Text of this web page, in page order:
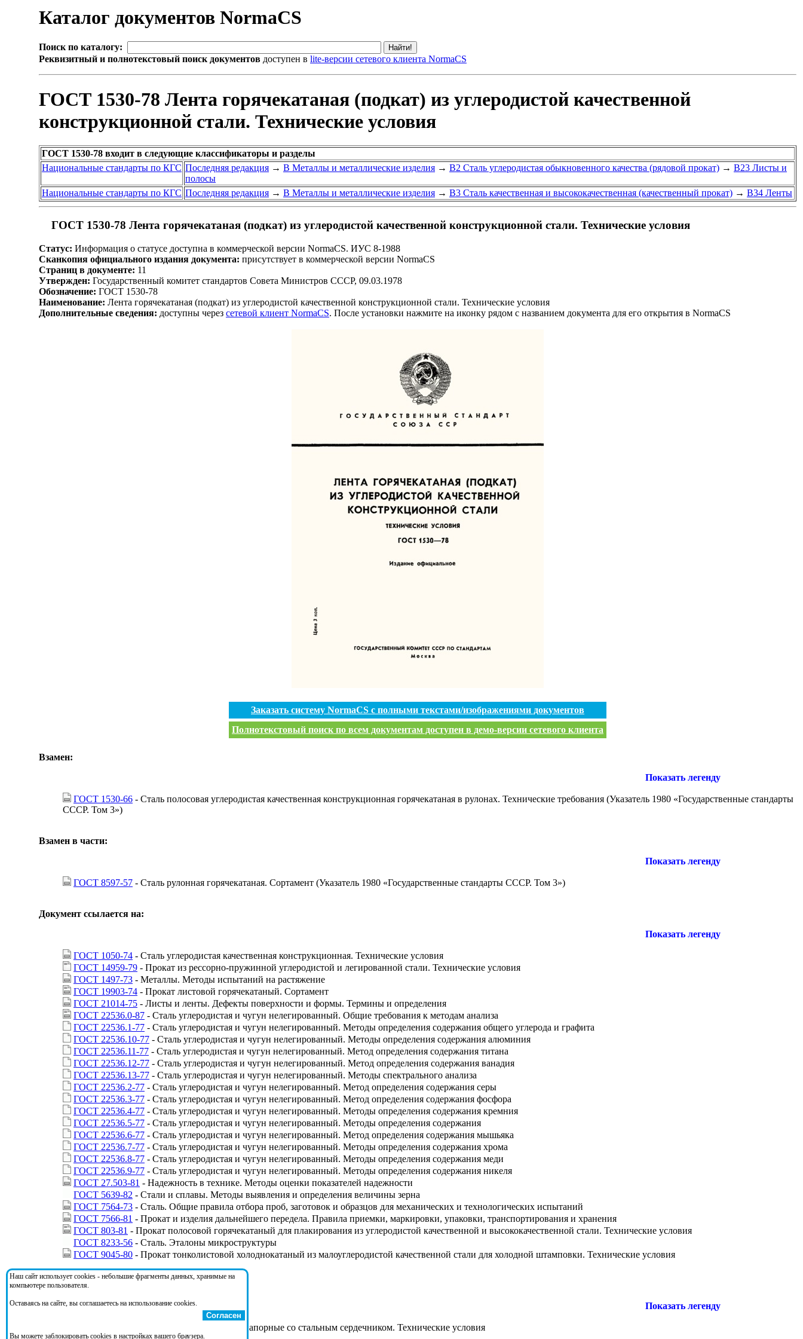
Каталог документов NormaCS
Поиск по каталогу:
Реквизитный и полнотекстовый поиск документов доступен в lite-версии сетевого клиента NormaCS
ГОСТ 1530-78 Лента горячекатаная (подкат) из углеродистой качественной
конструкционной стали. Технические условия
ГОСТ 1530-78 входит в следующие классификаторы и разделы
Национальные стандарты по КГС Последняя редакция → В Металлы и металлические изделия → В2 Сталь углеродистая обыкновенного качества (рядовой прокат) → В23 Листы и
полосы
Национальные стандарты по КГС Последняя редакция → В Металлы и металлические изделия → В3 Сталь качественная и высококачественная (качественный прокат) → В34 Ленты
ГОСТ 1530-78 Лента горячекатаная (подкат) из углеродистой качественной конструкционной стали. Технические условия
Статус: Информация о статусе доступна в коммерческой версии NormaCS. ИУС 8-1988
Сканкопия официального издания документа: присутствует в коммерческой версии NormaCS
Страниц в документе: 11
Утвержден: Государственный комитет стандартов Совета Министров СССР, 09.03.1978
Обозначение: ГОСТ 1530-78
Наименование: Лента горячекатаная (подкат) из углеродистой качественной конструкционной стали. Технические условия
Дополнительные сведения: доступны через сетевой клиент NormaCS. После установки нажмите на иконку рядом с названием документа для его открытия в NormaCS
Заказать систему NormaCS с полными текстами/изображениями документов
Полнотекстовый поиск по всем документам доступен в демо-версии сетевого клиента
Взамен:
Показать легенду
ГОСТ 1530-66 - Сталь полосовая углеродистая качественная конструкционная горячекатаная в рулонах. Технические требования (Указатель 1980 «Государственные стандарты
СССР. Том 3»)
Взамен в части:
Показать легенду
ГОСТ 8597-57 - Сталь рулонная горячекатаная. Сортамент (Указатель 1980 «Государственные стандарты СССР. Том 3»)
Документ ссылается на:
Показать легенду
ГОСТ 1050-74 - Сталь углеродистая качественная конструкционная. Технические условия
ГОСТ 14959-79 - Прокат из рессорно-пружинной углеродистой и легированной стали. Технические условия
ГОСТ 1497-73 - Металлы. Методы испытаний на растяжение
ГОСТ 19903-74 - Прокат листовой горячекатаный. Сортамент
ГОСТ 21014-75 - Листы и ленты. Дефекты поверхности и формы. Термины и определения
ГОСТ 22536.0-87 - Сталь углеродистая и чугун нелегированный. Общие требования к методам анализа
ГОСТ 22536.1-77 - Сталь углеродистая и чугун нелегированный. Методы определения содержания общего углерода и графита
ГОСТ 22536.10-77 - Сталь углеродистая и чугун нелегированный. Методы определения содержания алюминия
ГОСТ 22536.11-77 - Сталь углеродистая и чугун нелегированный. Метод определения содержания титана
ГОСТ 22536.12-77 - Сталь углеродистая и чугун нелегированный. Метод определения содержания ванадия
ГОСТ 22536.13-77 - Сталь углеродистая и чугун нелегированный. Методы спектрального анализа
ГОСТ 22536.2-77 - Сталь углеродистая и чугун нелегированный. Метод определения содержания серы
ГОСТ 22536.3-77 - Сталь углеродистая и чугун нелегированный. Метод определения содержания фосфора
ГОСТ 22536.4-77 - Сталь углеродистая и чугун нелегированный. Методы определения содержания кремния
ГОСТ 22536.5-77 - Сталь углеродистая и чугун нелегированный. Методы определения содержания
ГОСТ 22536.6-77 - Сталь углеродистая и чугун нелегированный. Метод определения содержания мышьяка
ГОСТ 22536.7-77 - Сталь углеродистая и чугун нелегированный. Методы определения содержания хрома
ГОСТ 22536.8-77 - Сталь углеродистая и чугун нелегированный. Методы определения содержания меди
ГОСТ 22536.9-77 - Сталь углеродистая и чугун нелегированный. Методы определения содержания никеля
ГОСТ 27.503-81 - Надежность в технике. Методы оценки показателей надежности
ГОСТ 5639-82 - Стали и сплавы. Методы выявления и определения величины зерна
ГОСТ 7564-73 - Сталь. Общие правила отбора проб, заготовок и образцов для механических и технологических испытаний
ГОСТ 7566-81 - Прокат и изделия дальнейшего передела. Правила приемки, маркировки, упаковки, транспортирования и хранения
ГОСТ 803-81 - Прокат полосовой горячекатаный для плакирования из углеродистой качественной и высококачественной стали. Технические условия
ГОСТ 8233-56 - Сталь. Эталоны микроструктуры
ГОСТ 9045-80 - Прокат тонколистовой холоднокатаный из малоуглеродистой качественной стали для холодной штамповки. Технические условия
На документ ссылаются:
Показать легенду
- Трубы железобетонные напорные со стальным сердечником. Технические условия
Наш сайт использует cookies - небольшие фрагменты данных, хранимые на
компьютере пользователя.
Оставаясь на сайте, вы соглашаетесь на использование cookies.
Согласен
Вы можете заблокировать cookies в настройках вашего браузера.